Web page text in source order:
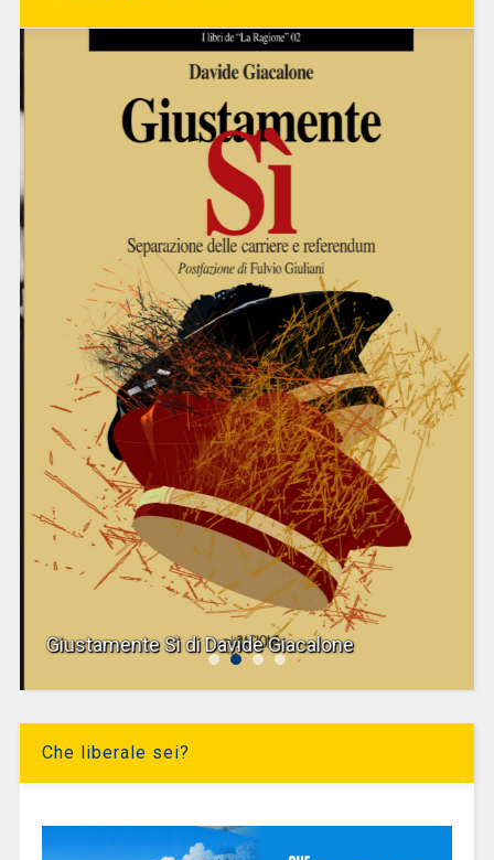
Giustamente Sì di Davide Giacalone
Che liberale sei?